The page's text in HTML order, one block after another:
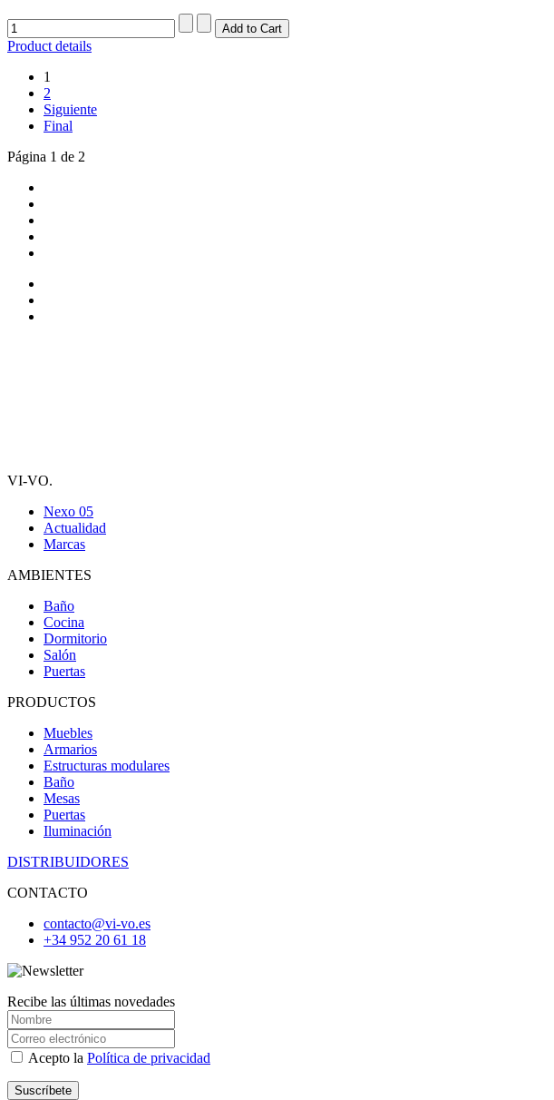
Product details
1
2
Siguiente
Final
Página 1 de 2
VI-VO.
Nexo 05
Actualidad
Marcas
AMBIENTES
Baño
Cocina
Dormitorio
Salón
Puertas
PRODUCTOS
Muebles
Armarios
Estructuras modulares
Baño
Mesas
Puertas
Iluminación
DISTRIBUIDORES
CONTACTO
contacto@vi-vo.es
+34 952 20 61 18
Recibe las últimas novedades
Acepto la Política de privacidad